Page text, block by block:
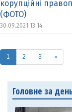
корупційні
(ФОТО)
30.09.2021 13:14
1 (current)
2 3 »
Головне за